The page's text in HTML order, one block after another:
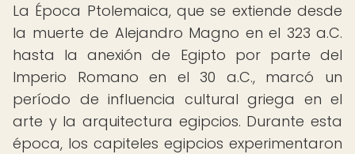
La Época Ptolemaica, que se extiende desde
la muerte de Alejandro Magno en el 323 a.C.
hasta la anexión de Egipto por parte del
Imperio Romano en el 30 a.C., marcó un
período de influencia cultural griega en el
arte y la arquitectura egipcios. Durante esta
época, los capiteles egipcios experimentaron